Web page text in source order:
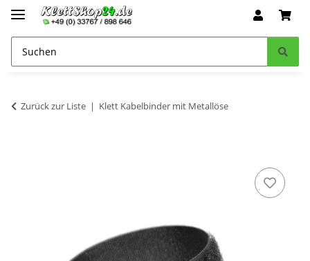
Zurück zur Liste Klett Kabelbinder mit Metallöse